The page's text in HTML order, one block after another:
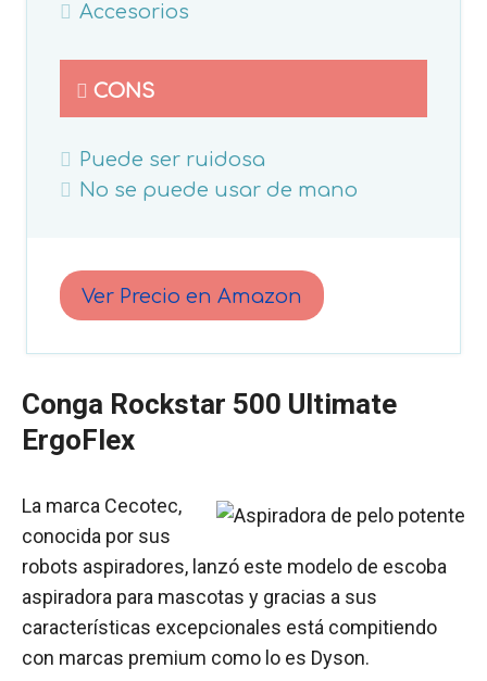
Accesorios
CONS
Puede ser ruidosa
No se puede usar de mano
Ver Precio en Amazon
Conga Rockstar 500 Ultimate
ErgoFlex
La marca Cecotec,
conocida por sus
robots aspiradores, lanzó este modelo de escoba
aspiradora para mascotas y gracias a sus
características excepcionales está compitiendo
con marcas premium como lo es Dyson.